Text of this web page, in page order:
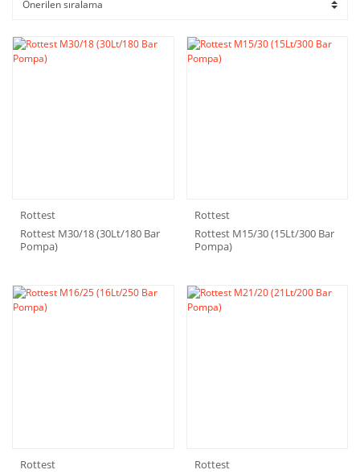
Rottest
Rottest M30/18 (30Lt/180 Bar
Pompa)
Rottest
Rottest M15/30 (15Lt/300 Bar
Pompa)
Rottest
Rottest